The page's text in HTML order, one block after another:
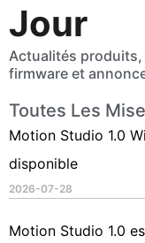
Jour
Actualités produits,
firmware et
Toutes Les
Motion Studio 1.0
disponible
2026-07-28
Motion Studio 1.0